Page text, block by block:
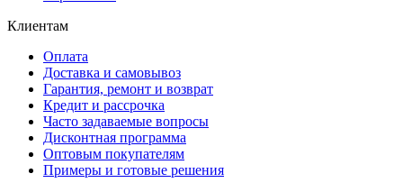
Клиентам
Оплата
Доставка и самовывоз
Гарантия, ремонт и возврат
Кредит и рассрочка
Часто задаваемые вопросы
Дисконтная программа
Оптовым покупателям
Примеры и готовые решения